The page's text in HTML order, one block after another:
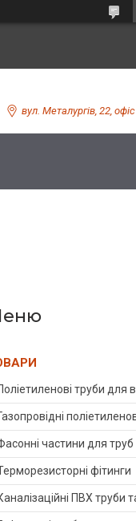
вул. Металургів, 22,
труби для
частини для труб
фітинги
ПВХ труби